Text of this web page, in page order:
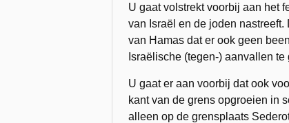
U gaat volstrekt voorbij aan het
van Israël en de joden
van Hamas dat er ook geen
Israëlische (tegen-) aanvallen te
U gaat er aan voorbij dat ook
kant van de grens opgroeien in
alleen op de grensplaats